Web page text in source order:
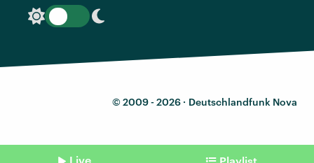
© 2009 - 2026 · Deutschlandfunk Nova
Live